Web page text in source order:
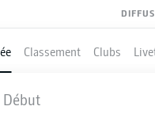
Classement Clubs
Début
- BORUSSIA